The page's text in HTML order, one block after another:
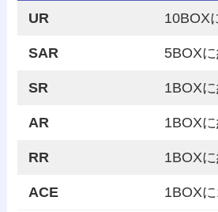
UR 10BOX
SAR 5BOX
SR 1BOX
AR 1BOX
RR 1BOX
ACE 1BOX